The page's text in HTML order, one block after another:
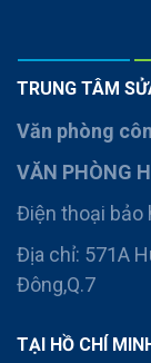
TRUNG TÂM
Văn phòng
VĂN PHÒNG
Điện thoại bảo
Địa chỉ: 571A
Đông,Q.7
TẠI HỒ CHÍ